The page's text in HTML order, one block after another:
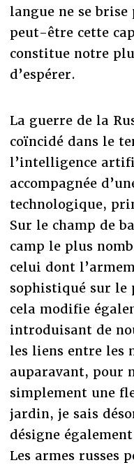
langue ne se brise
peut-être cette
constitue notre
d’espérer.
La guerre de la
coïncidé dans le
l’intelligence
accompagnée
technologique,
Sur le champ de
camp le plus
celui dont
sophistiqué sur le
cela modifie
introduisant de
les liens entre les
auparavant, pour
simplement une
jardin, je sais
désigne
Les armes russes